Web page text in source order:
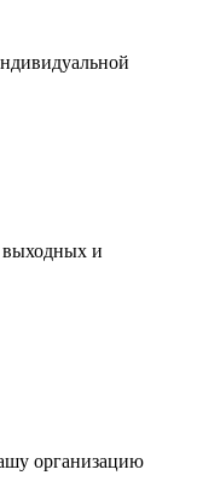
выходных и
организацию